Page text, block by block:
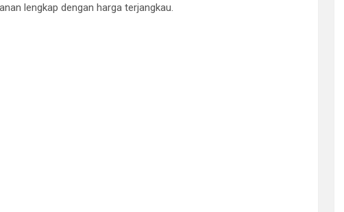
lengkap dengan harga terjangkau.